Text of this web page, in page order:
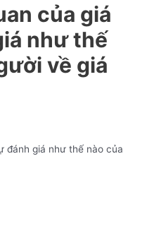
của giá
như thế
về giá
đánh giá như thế nào của